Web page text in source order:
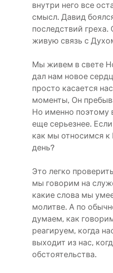
внутри него все
смысл. Давид
последствий греха.
живую связь с
Мы живем в свете
дал нам новое
просто касается
моменты, Он
Но именно поэтому
еще серьезнее.
как мы относимся
день?
Это легко
мы говорим на
какие слова мы
молитве. А по
думаем, как
реагируем, когда
выходит из нас,
обстоятельства.